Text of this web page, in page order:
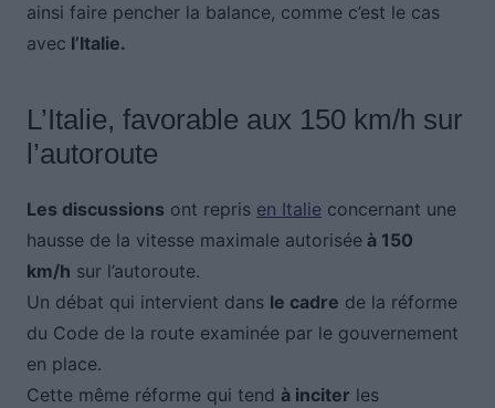
ainsi faire pencher la balance, comme c’est le cas
avec l’Italie.
L’Italie, favorable aux 150 km/h sur
l’autoroute
Les discussions ont repris en Italieconcernant une
hausse de la vitesse maximale autoriséeà 150
km/h sur l’autoroute.
Un débat qui intervient dans le cadre de la réforme
du Code de la route examinée par le gouvernement
en place.
Cette même réforme qui tend à inciter les